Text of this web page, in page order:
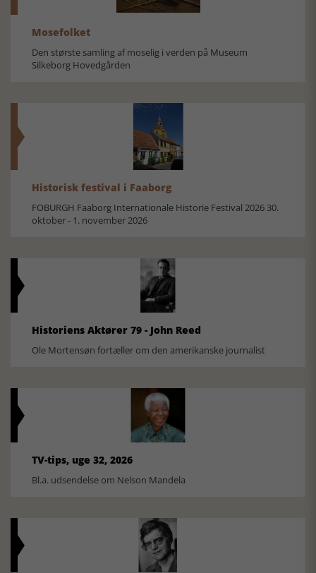
Mosefolket
Den største samling af moselig i verden på Museum
Silkeborg Hovedgården
Historisk festival i Faaborg
FOBURGH Faaborg Internationale Historie Festival 2026 30.
oktober - 1. november 2026
Historiens Aktører 79 - John Reed
Ole Mortensøn fortæller om den amerikanske journalist
TV-tips, uge 32, 2026
Bl.a. udsendelse om Nelson Mandela